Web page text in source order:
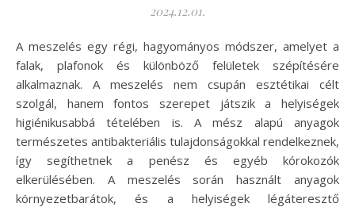
2024.12.01.
A meszelés egy régi, hagyományos módszer, amelyet a
falak, plafonok és különböző felületek szépítésére
alkalmaznak. A meszelés nem csupán esztétikai célt
szolgál, hanem fontos szerepet játszik a helyiségek
higiénikusabbá tételében is. A mész alapú anyagok
természetes antibakteriális tulajdonságokkal rendelkeznek,
így segíthetnek a penész és egyéb kórokozók
elkerülésében. A meszelés során használt anyagok
környezetbarátok, és a helyiségek légáteresztő